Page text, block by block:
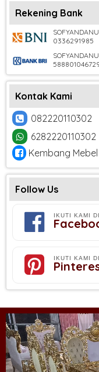
Rekening Bank
0336291985
Kontak Kami
082220110302
6282220110302
Kembang
Follow Us
IKUTI KAMI DI
IKUTI KAMI DI